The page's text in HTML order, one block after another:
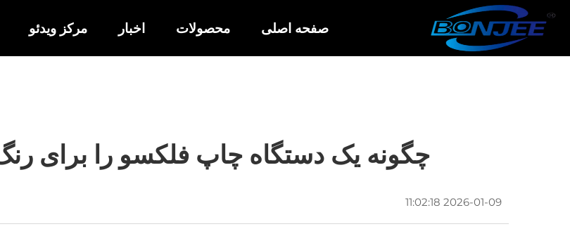
صفحه اصلی محصولات اخبار مرکز ویدئو
چگونه یک دستگاه چاپ فلکسو را برای
2026-01-09 11:02:18